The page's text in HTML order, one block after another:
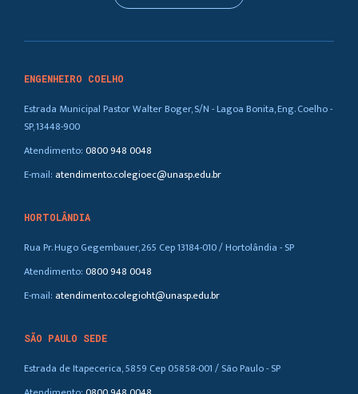
ENGENHEIRO COELHO
Estrada Municipal Pastor Walter Boger, S/N - Lagoa Bonita, Eng. Coelho -
SP, 13448-900
Atendimento:0800 948 0048
E-mail: atendimento.colegioec@unasp.edu.br
HORTOLÂNDIA
Rua Pr. Hugo Gegembauer, 265 Cep 13184-010 / Hortolândia - SP
Atendimento:0800 948 0048
E-mail: atendimento.colegioht@unasp.edu.br
SÃO PAULO SEDE
Estrada de Itapecerica, 5859 Cep 05858-001 / São Paulo - SP